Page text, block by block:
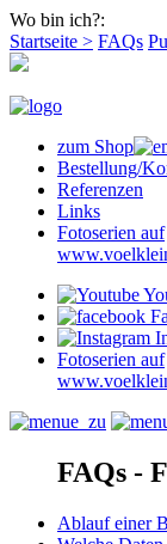
Wo bin ich?:
Startseite > FAQs
zum Shop
Bestellung/
Referenzen
Links
Fotoserien auf
Fotoserien auf
FAQs -
Ablauf einer